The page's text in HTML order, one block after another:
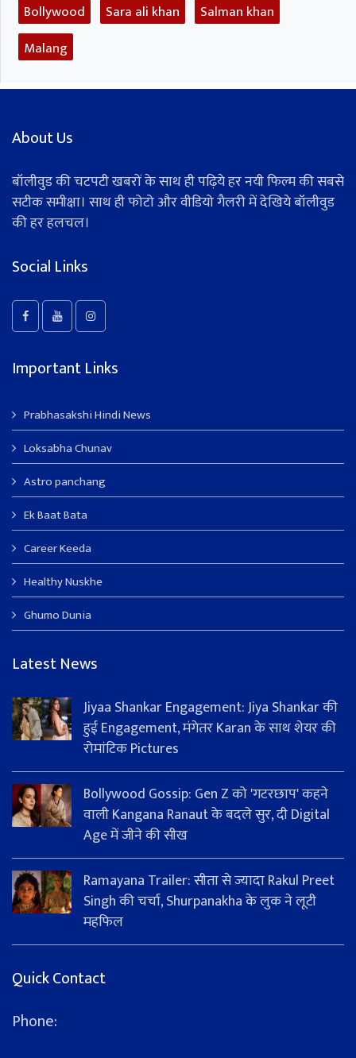
Bollywood Sara ali khan
Salman khan
Malang
About Us
बॉलीवुड की चटपटी खबरों के साथ ही पढ़िये हर नयी फिल्म की सबसे
सटीक समीक्षा। साथ ही फोटो और वीडियो गैलरी में देखिये बॉलीवुड
की हर हलचल।
Social Links
Important Links
Prabhasakshi Hindi News
Loksabha Chunav
Astro panchang
Ek Baat Bata
Career Keeda
Healthy Nuskhe
Ghumo Dunia
Latest News
Jiyaa Shankar Engagement: Jiya Shankar की
हुई Engagement, मंगेतर Karan के साथ शेयर की
रोमांटिक Pictures
Bollywood Gossip: Gen Z को 'गटरछाप' कहने
वाली Kangana Ranaut के बदले सुर, दी Digital
Age में जीने की सीख
Ramayana Trailer: सीता से ज्यादा Rakul Preet
Singh की चर्चा, Shurpanakha के लुक ने लूटी
महफिल
Quick Contact
Phone: